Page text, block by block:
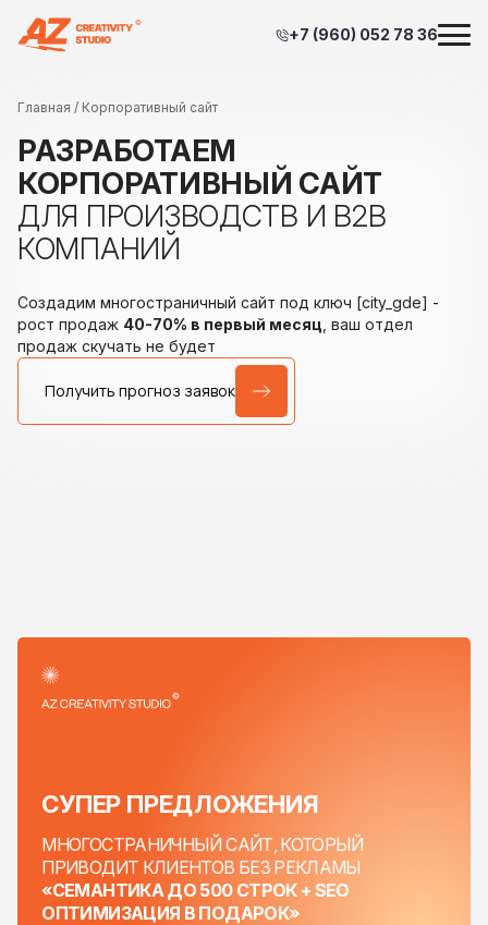
+7 (960) 052 78 36
Главная / Корпоративный сайт
РАЗРАБОТАЕМ
КОРПОРАТИВНЫЙ САЙТ
ДЛЯ ПРОИЗВОДСТВ И В2В
КОМПАНИЙ
Создадим многостраничный сайт под ключ [city_gde] -
рост продаж 40-70% в первый месяц ваш отдел
продаж скучать не будет
Получить прогноз заявок
СУПЕР ПРЕДЛОЖЕНИЯ
МНОГОСТРАНИЧНЫЙ САЙТ, КОТОРЫЙ
ПРИВОДИТ КЛИЕНТОВ БЕЗ РЕКЛАМЫ
«СЕМАНТИКА ДО 500 СТРОК + SEO
ОПТИМИЗАЦИЯ В ПОДАРОК»